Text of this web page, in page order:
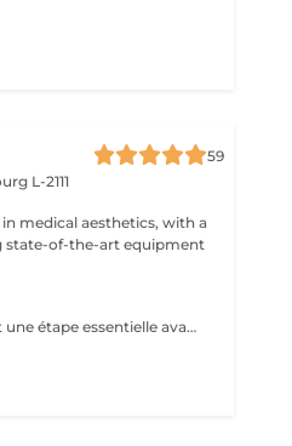
59
L-2111
medical aesthetics, with a
state-of-the-art equipment
La consultation pour le détatouage est une étape essentielle avant le traitement. Elle permet d'évaluer la taille, les couleurs et la profondeur du tatouage, ainsi que le type de peau du patient. Le professionnel explique le déroulement du traitement, le nombre de séances nécessaires et les éventuels effets secondaires. C'est aussi le moment pour poser toutes vos questions et discuter des attentes en termes de résultats